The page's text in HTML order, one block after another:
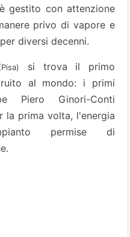
gestito con attenzione
privo di vapore e
diversi decenni.
si trova il primo
al mondo: i primi
Piero Ginori-Conti
la prima volta, l'energia
permise di